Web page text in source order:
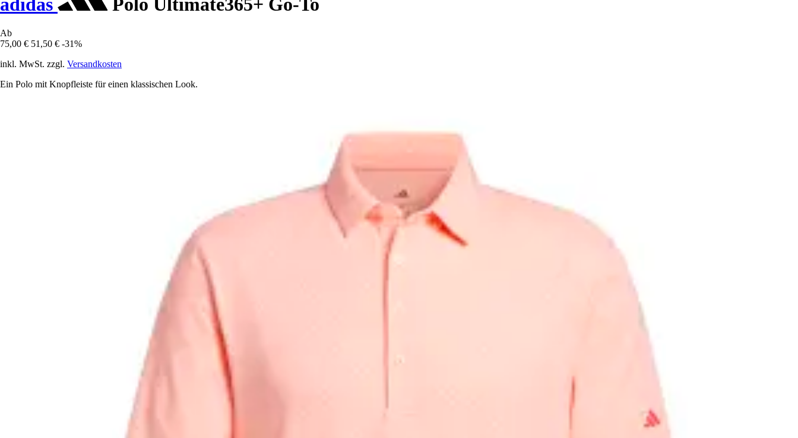
Ab
75,00 € 51,50 € -31%
inkl. MwSt. zzgl. Versandkosten
Ein Polo mit Knopfleiste für einen klassischen Look.